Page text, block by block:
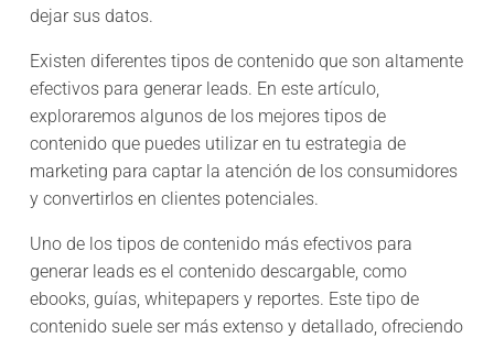
dejar sus datos.
Existen diferentes tipos de contenido que son altamente
efectivos para generar leads. En este artículo,
exploraremos algunos de los mejores tipos de
contenido que puedes utilizar en tu estrategia de
marketing para captar la atención de los consumidores
y convertirlos en clientes potenciales.
Uno de los tipos de contenido más efectivos para
generar leads es el contenido descargable, como
ebooks, guías, whitepapers y reportes. Este tipo de
contenido suele ser más extenso y detallado, ofreciendo